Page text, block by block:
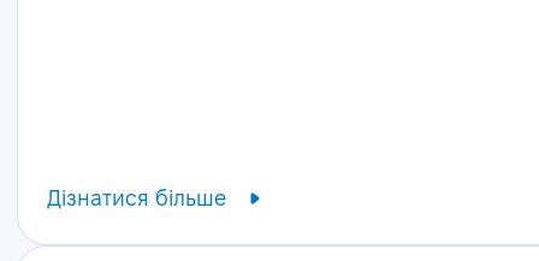
Дізнатися більше